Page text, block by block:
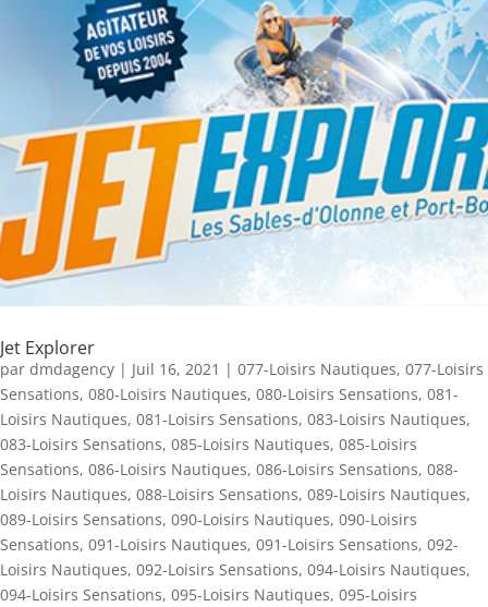
Jet Explorer
par dmdagency | Juil 16, 2021 | 077-Loisirs Nautiques, 077-Loisirs
Sensations, 080-Loisirs Nautiques, 080-Loisirs Sensations, 081-
Loisirs Nautiques, 081-Loisirs Sensations, 083-Loisirs Nautiques,
083-Loisirs Sensations, 085-Loisirs Nautiques, 085-Loisirs
Sensations, 086-Loisirs Nautiques, 086-Loisirs Sensations, 088-
Loisirs Nautiques, 088-Loisirs Sensations, 089-Loisirs Nautiques,
089-Loisirs Sensations, 090-Loisirs Nautiques, 090-Loisirs
Sensations, 091-Loisirs Nautiques, 091-Loisirs Sensations, 092-
Loisirs Nautiques, 092-Loisirs Sensations, 094-Loisirs Nautiques,
094-Loisirs Sensations, 095-Loisirs Nautiques, 095-Loisirs